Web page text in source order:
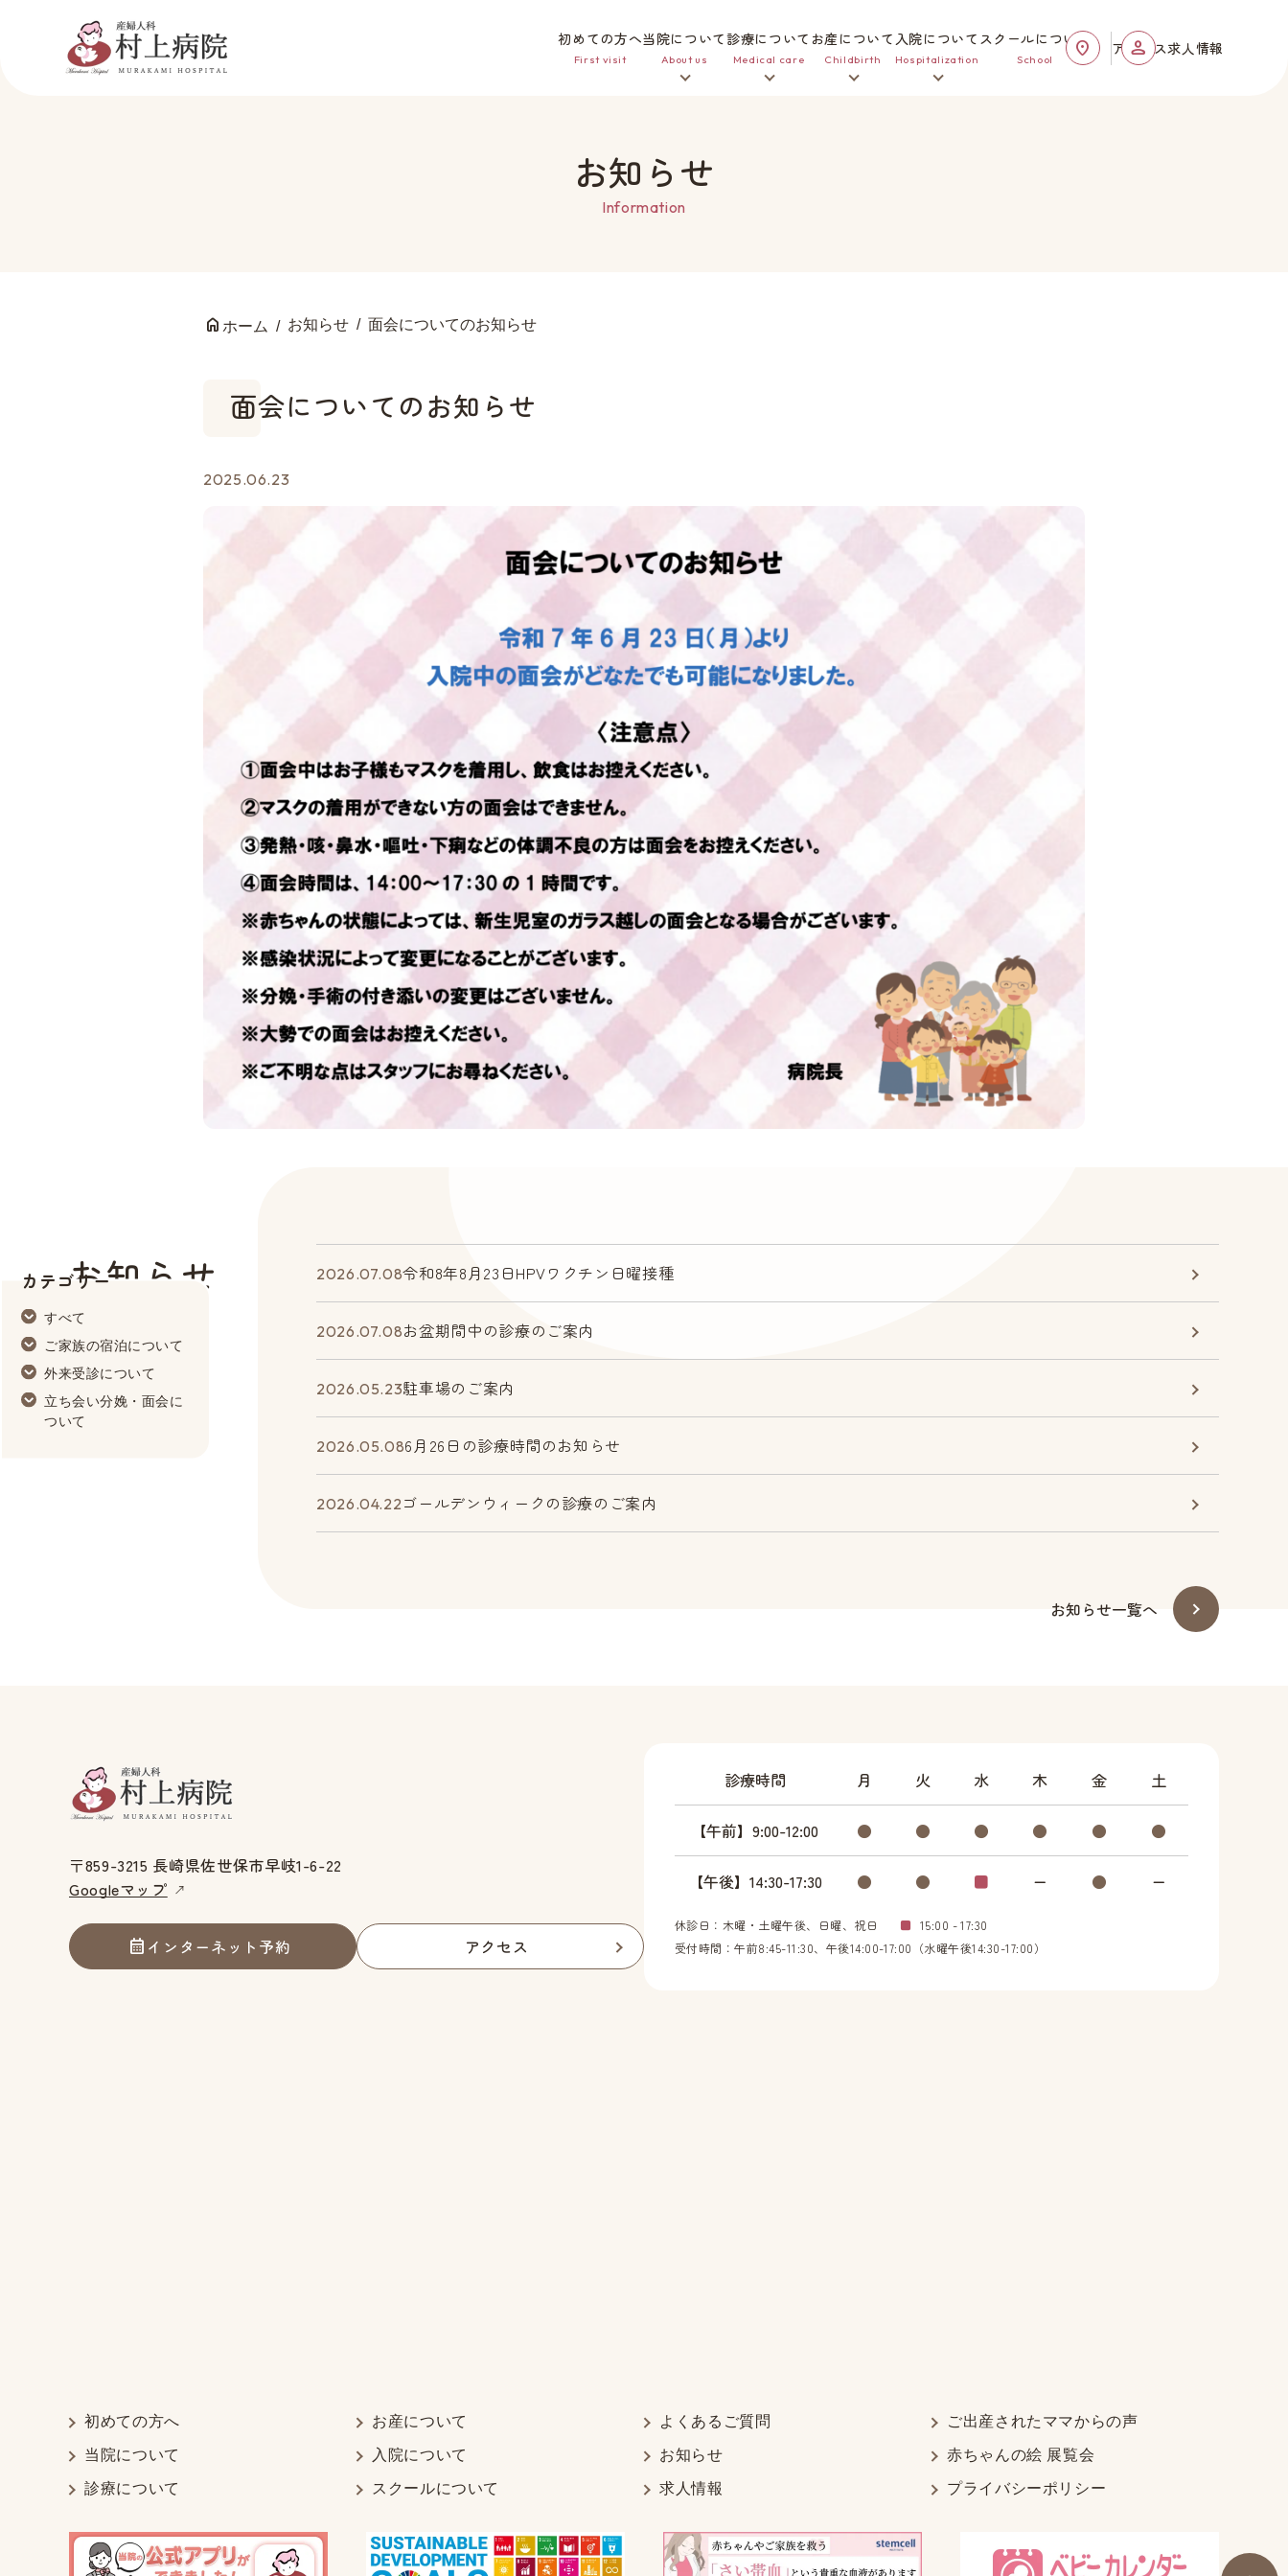
初めての方へ
First visit
当院について
About us
診療について
Medical care
お産について
Childbirth
入院について
Hospitalization
スクールについて
School
アクセス求人情報
お知らせ
Information
ホーム お知らせ 面会についてのお知らせ
カテゴリー
すべて
ご家族の宿泊について
外来受診について
立ち会い分娩・面会に
ついて
面会についてのお知らせ
2025.06.23
お知らせ
Information
2026.07.08令和8年8月23日HPVワクチン日曜接種
2026.07.08お盆期間中の診療のご案内
2026.05.23駐車場のご案内
2026.05.086月26日の診療時間のお知らせ
2026.04.22 ゴールデンウィークの診療のご案内
お知らせ一覧へ
〒859-3215 長崎県佐世保市早岐1-6-22
Googleマップ
インターネット予約 アクセス
診療時間 月 火 水 木 金 土
【午前】9:00-12:00 ● ● ● ● ● ●
【午後】14:30-17:30 ● ● ■ ー ● ー
休診日：木曜・土曜午後、日曜、祝日 ■ 15:00 - 17:30
受付時間：午前8:45-11:30、午後14:00-17:00（水曜午後14:30-17:00）
初めての方へ
当院について
診療について
お産について
入院について
スクールについて
よくあるご質問
お知らせ
求人情報
ご出産されたママからの声
赤ちゃんの絵 展覧会
プライバシーポリシー